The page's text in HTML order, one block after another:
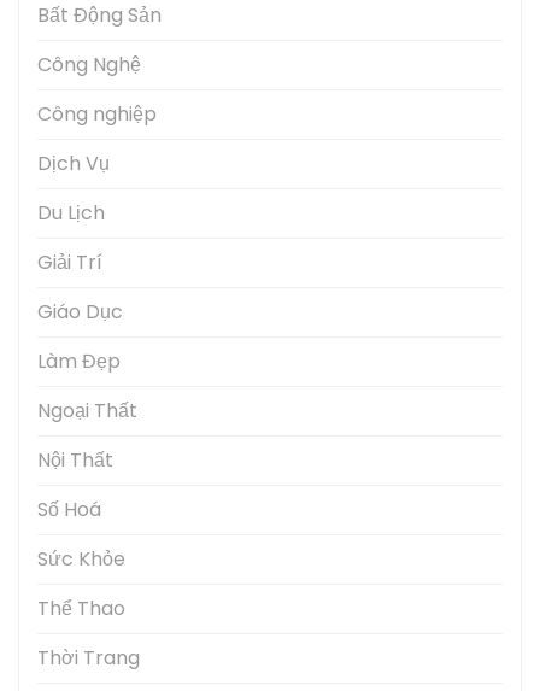
Bất Động Sản
Công Nghệ
Công nghiệp
Dịch Vụ
Du Lịch
Giải Trí
Giáo Dục
Làm Đẹp
Ngoại Thất
Nội Thất
Số Hoá
Sức Khỏe
Thể Thao
Thời Trang